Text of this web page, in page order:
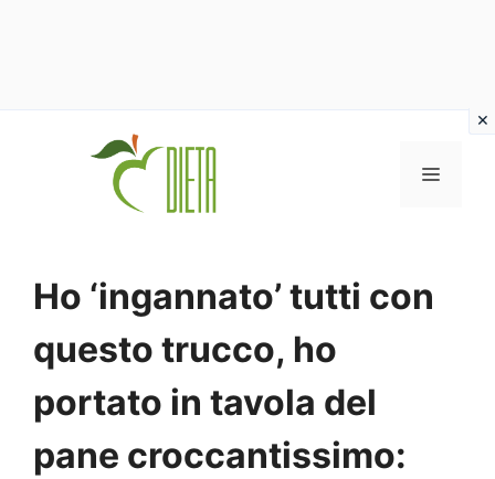
MENU
Ho ‘ingannato’ tutti con
questo trucco, ho
portato in tavola del
pane croccantissimo: